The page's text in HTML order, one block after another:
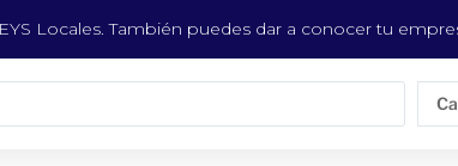
Locales. También puedes dar a conocer tu